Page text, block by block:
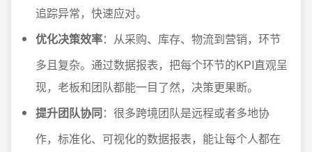
追踪异常，快速应对。
优化决策效率：从采购、库存、物流到营销，环节
多且复杂。通过数据报表，把每个环节的KPI直观呈
现，老板和团队都能一目了然，决策更果断。
提升团队协同：很多跨境团队是远程或者多地协
作，标准化、可视化的数据报表，能让每个人都在